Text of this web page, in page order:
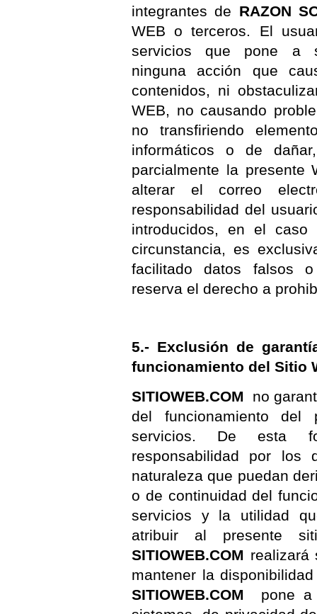
integrantes de RAZON
WEB o terceros. El
servicios que pone a
ninguna acción que
contenidos, ni
WEB, no causando
no transfiriendo
informáticos o de
parcialmente la presente
alterar el correo
responsabilidad del
introducidos, en el
circunstancia, es
facilitado datos falsos
reserva el derecho a
5.- Exclusión de
funcionamiento del Sitio
SITIOWEB.COM no
del funcionamiento
servicios. De esta
responsabilidad por los
naturaleza que puedan
o de continuidad del
servicios y la utilidad
atribuir al presente
SITIOWEB.COM realizará
mantener la
SITIOWEB.COM pone a